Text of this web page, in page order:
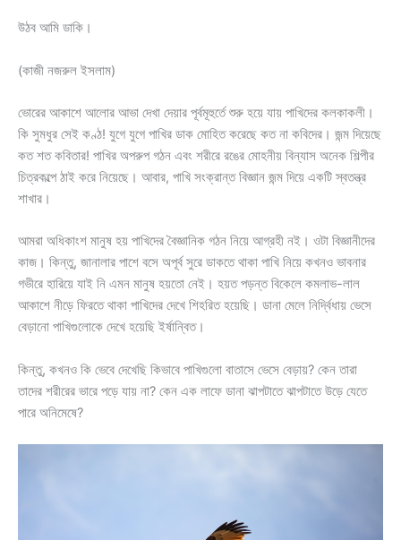
উঠব আমি ডাকি।
(কাজী নজরুল ইসলাম)
ভোরের আকাশে আলোর আভা দেখা দেয়ার পূর্বমূহুর্তে শুরু হয়ে যায় পাখিদের কলকাকলী।
কি সুমধুর সেই কণ্ঠ! যুগে যুগে পাখির ডাক মোহিত করেছে কত না কবিদের। জন্ম দিয়েছে
কত শত কবিতার! পাখির অপরুপ গঠন এবং শরীরে রঙের মোহনীয় বিন্যাস অনেক শিল্পীর
চিত্রকল্পে ঠাই করে নিয়েছে। আবার, পাখি সংক্রান্ত বিজ্ঞান জন্ম দিয়ে একটি স্বতন্ত্র
শাখার।
আমরা অধিকাংশ মানুষ হয় পাখিদের বৈজ্ঞানিক গঠন নিয়ে আগ্রহী নই। ওটা বিজ্ঞানীদের
কাজ। কিন্তু, জানালার পাশে বসে অপূর্ব সুরে ডাকতে থাকা পাখি নিয়ে কখনও ভাবনার
গভীরে হারিয়ে যাই নি এমন মানুষ হয়তো নেই। হয়ত পড়ন্ত বিকেলে কমলাভ-লাল
আকাশে নীড়ে ফিরতে থাকা পাখিদের দেখে শিহরিত হয়েছি। ডানা মেলে নির্দ্বিধায় ভেসে
বেড়ানো পাখিগুলোকে দেখে হয়েছি ইর্ষান্বিত।
কিন্তু, কখনও কি ভেবে দেখেছি কিভাবে পাখিগুলো বাতাসে ভেসে বেড়ায়? কেন তারা
তাদের শরীরের ভারে পড়ে যায় না? কেন এক লাফে ডানা ঝাপটাতে ঝাপটাতে উড়ে যেতে
পারে অনিমেষে?